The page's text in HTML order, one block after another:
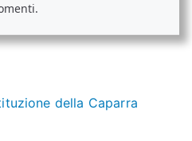
della Caparra